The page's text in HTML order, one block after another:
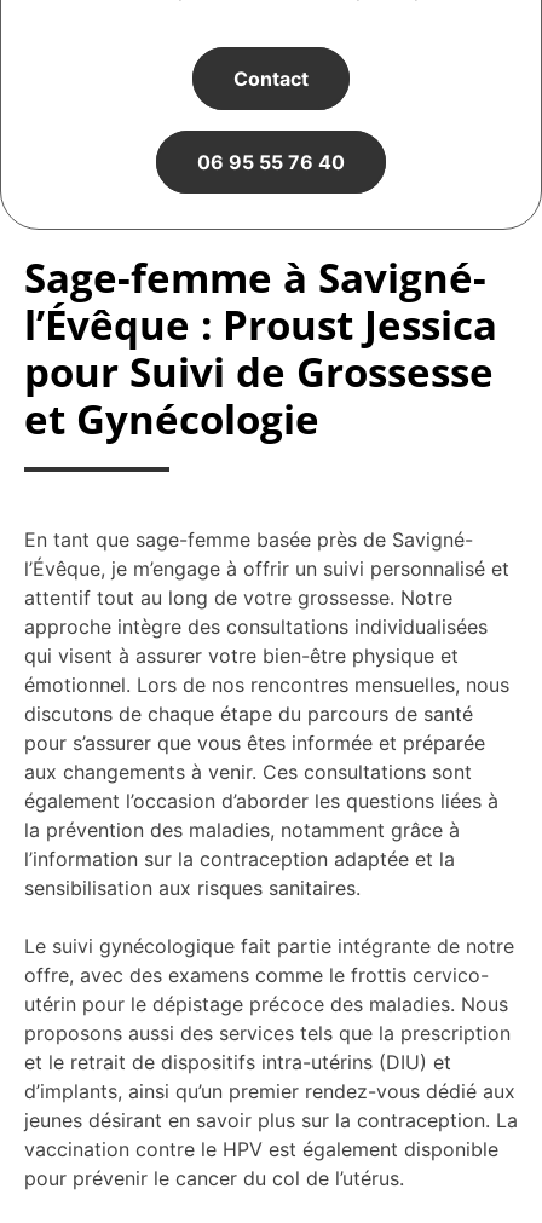
Contact
06 95 55 76 40
Sage-femme à Savigné-
l’Évêque : Proust Jessica
pour Suivi de Grossesse
et Gynécologie
En tant que sage-femme basée près de Savigné-
l’Évêque, je m’engage à offrir un suivi personnalisé et
attentif tout au long de votre grossesse. Notre
approche intègre des consultations individualisées
qui visent à assurer votre bien-être physique et
émotionnel. Lors de nos rencontres mensuelles, nous
discutons de chaque étape du parcours de santé
pour s’assurer que vous êtes informée et préparée
aux changements à venir. Ces consultations sont
également l’occasion d’aborder les questions liées à
la prévention des maladies, notamment grâce à
l’information sur la contraception adaptée et la
sensibilisation aux risques sanitaires.
Le suivi gynécologique fait partie intégrante de notre
offre, avec des examens comme le frottis cervico-
utérin pour le dépistage précoce des maladies. Nous
proposons aussi des services tels que la prescription
et le retrait de dispositifs intra-utérins (DIU) et
d’implants, ainsi qu’un premier rendez-vous dédié aux
jeunes désirant en savoir plus sur la contraception. La
vaccination contre le HPV est également disponible
pour prévenir le cancer du col de l’utérus.